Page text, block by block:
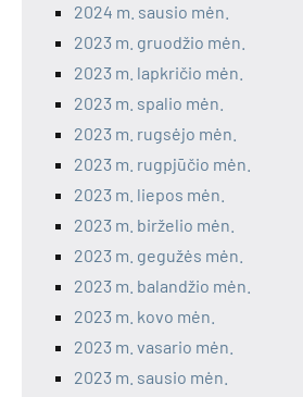
2024 m. sausio mėn.
2023 m. gruodžio mėn.
2023 m. lapkričio mėn.
2023 m. spalio mėn.
2023 m. rugsėjo mėn.
2023 m. rugpjūčio mėn.
2023 m. liepos mėn.
2023 m. birželio mėn.
2023 m. gegužės mėn.
2023 m. balandžio mėn.
2023 m. kovo mėn.
2023 m. vasario mėn.
2023 m. sausio mėn.